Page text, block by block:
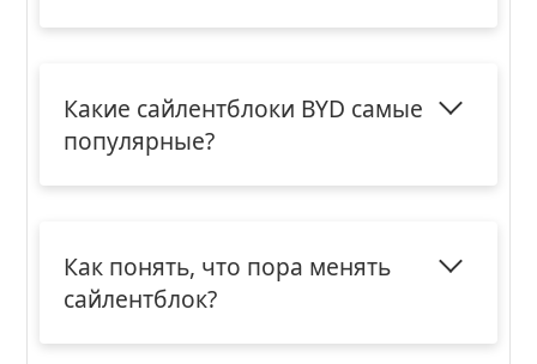
Какие сайлентблоки BYD самые
популярные?
Как понять, что пора менять
сайлентблок?